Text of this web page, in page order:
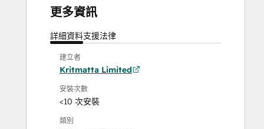
更多資訊
詳細資料支援法律
建立者
Kritmatta Limited
安裝次數
<10 次安裝
類別